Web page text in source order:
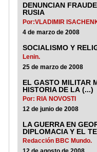
DENUNCIAN
RUSIA
Por:VLADIMIR
4 de marzo de 2008
SOCIALISMO Y
Lenin.
25 de marzo de 2008
EL GASTO MILITAR
HISTORIA DE LA (...)
Por: RIA NOVOSTI
12 de junio de 2008
LA GUERRA EN
DIPLOMACIA Y EL
Redacción BBC Mundo.
12 de agosto de 2008